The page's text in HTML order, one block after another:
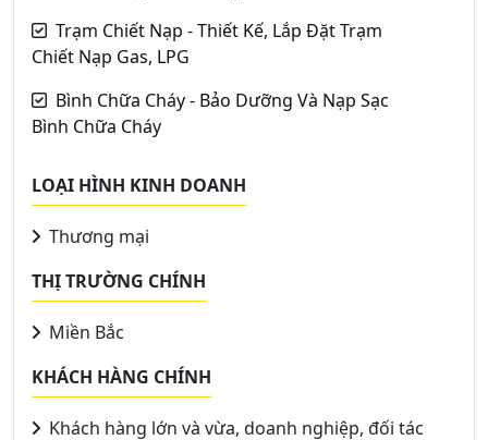
Trạm Chiết Nạp - Thiết Kế, Lắp Đặt Trạm
Chiết Nạp Gas, LPG
Bình Chữa Cháy - Bảo Dưỡng Và Nạp Sạc
Bình Chữa Cháy
LOẠI HÌNH KINH DOANH
Thương mại
THỊ TRƯỜNG CHÍNH
Miền Bắc
KHÁCH HÀNG CHÍNH
Khách hàng lớn và vừa, doanh nghiệp, đối tác